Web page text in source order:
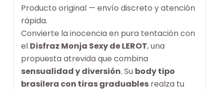
Producto original — envío discreto y atención
rápida.
Convierte la inocencia en pura tentación con
el Disfraz Monja Sexy de LEROT, una
propuesta atrevida que combina
sensualidad y diversión. Su body tipo
brasilera con tiras graduables realza tu